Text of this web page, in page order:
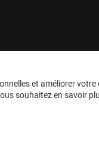
et améliorer votre
souhaitez en savoir